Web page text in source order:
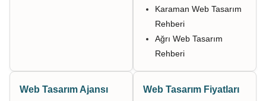
Karaman Web Tasarım
Rehberi
Ağrı Web Tasarım
Rehberi
Web Tasarım Ajansı Web Tasarım Fiyatları